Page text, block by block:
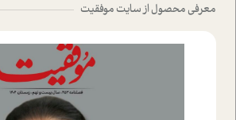
معرفی محصول از سایت موفقیت